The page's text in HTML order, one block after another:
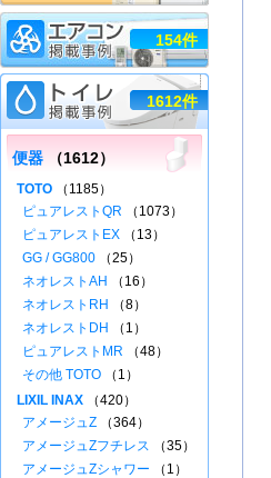
154件
1612件
便器 （1612）
TOTO （1185）
ピュアレストQR （1073）
ピュアレストEX （13）
GG / GG800 （25）
ネオレストAH
（16）
ネオレストRH
（8）
ネオレストDH
（1）
ピュアレストMR （48）
その他 TOTO （1）
LIXIL INAX （420）
アメージュZ （364）
アメージュZフチレス （35）
アメージュZシャワー （1）